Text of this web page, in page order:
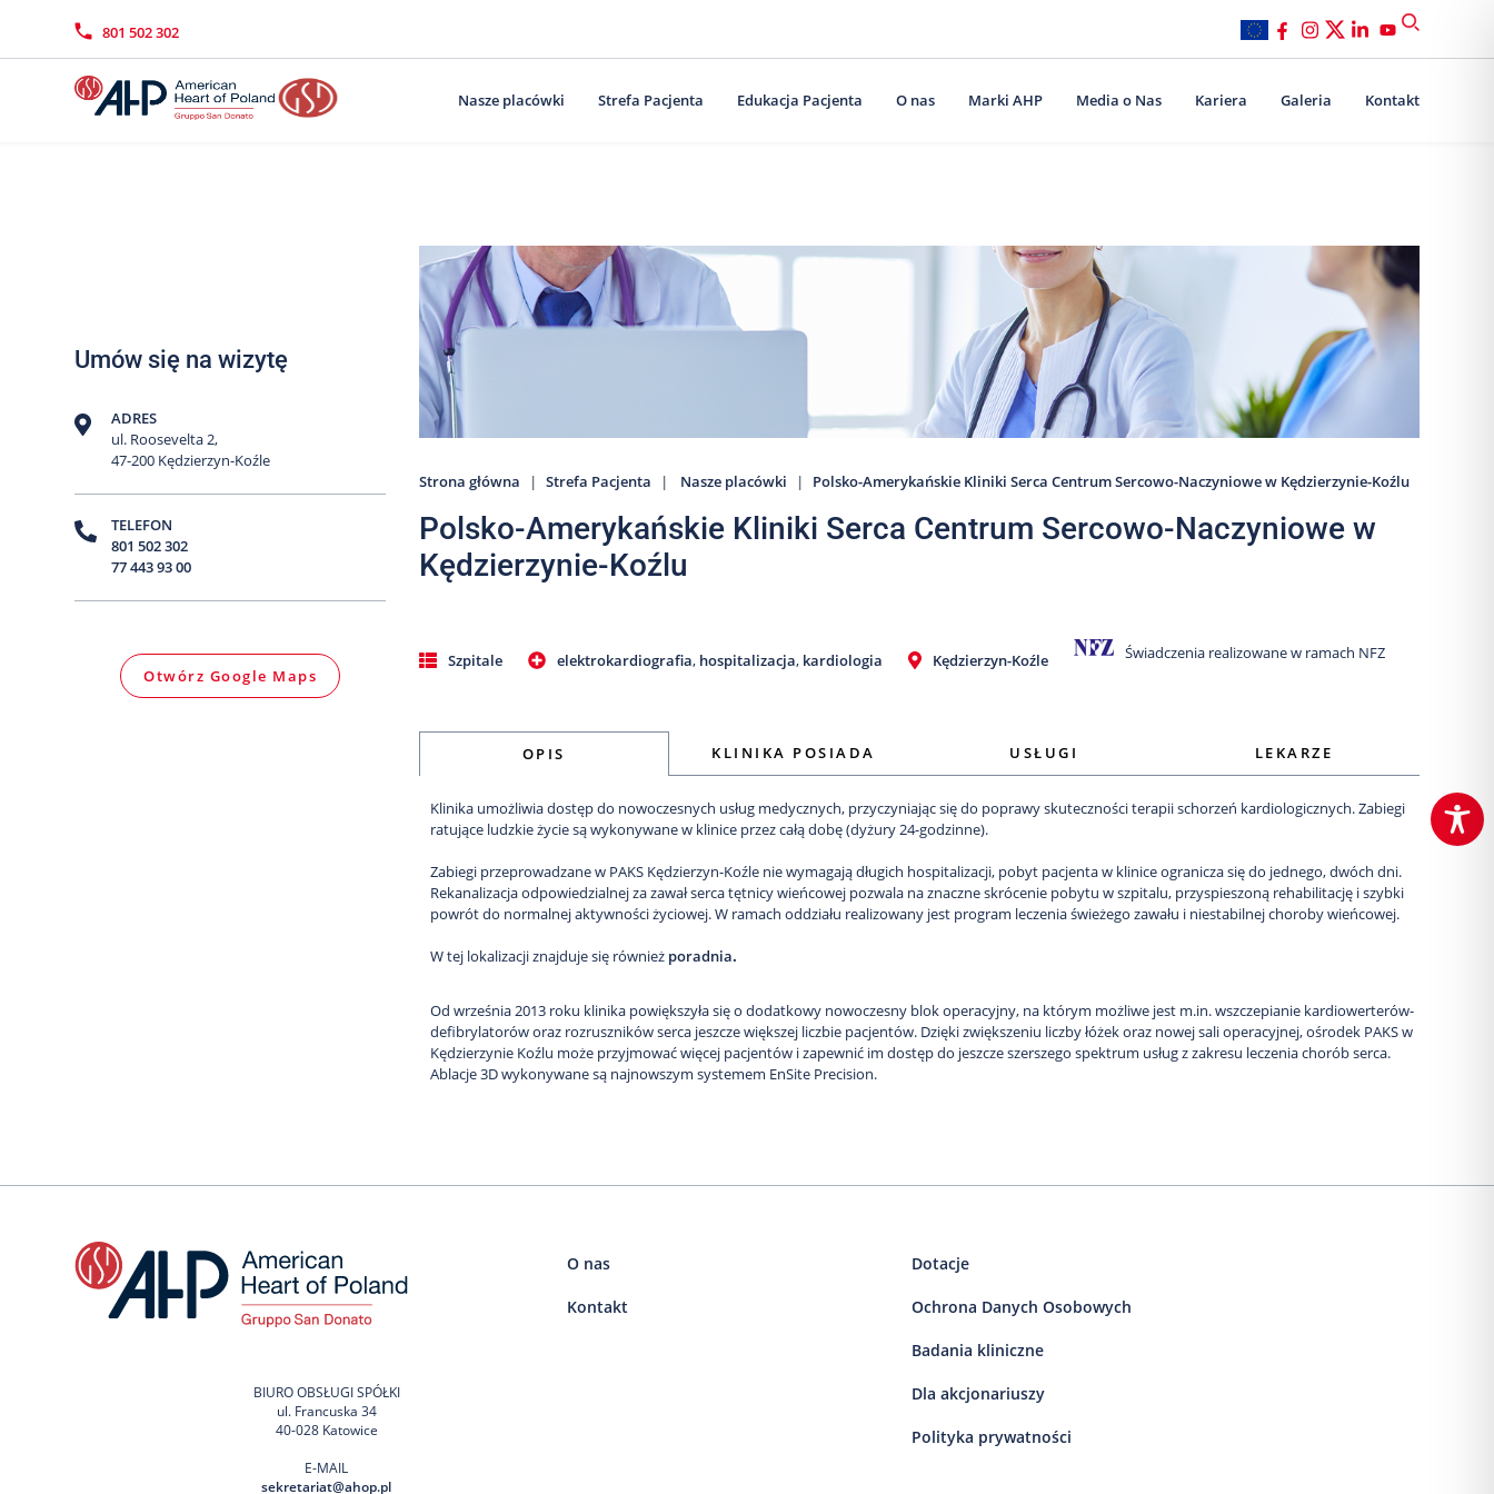
801 502 302
Nasze placówki Strefa Pacjenta Edukacja Pacjenta O nas Marki AHP Media o Nas Kariera Galeria Kontakt
Umów się na wizytę
ADRES
ul. Roosevelta 2,
47-200 Kędzierzyn-Koźle
TELEFON
801 502 302
77 443 93 00
Otwórz Google Maps
Strona główna Strefa Pacjenta Nasze placówki Polsko-Amerykańskie Kliniki Serca Centrum Sercowo-Naczyniowe w Kędzierzynie-Koźlu
Polsko-Amerykańskie Kliniki Serca Centrum Sercowo-Naczyniowe w
Kędzierzynie-Koźlu
Szpitale elektrokardiografia, hospitalizacja, kardiologia Kędzierzyn-Koźle Świadczenia realizowane w ramach NFZ
OPIS KLINIKA POSIADA USŁUGI LEKARZE
Klinika umożliwia dostęp do nowoczesnych usług medycznych, przyczyniając się do poprawy skuteczności terapii schorzeń kardiologicznych. Zabiegi
ratujące ludzkie życie są wykonywane w klinice przez całą dobę (dyżury 24-godzinne).
Zabiegi przeprowadzane w PAKS Kędzierzyn-Koźle nie wymagają długich hospitalizacji, pobyt pacjenta w klinice ogranicza się do jednego, dwóch dni.
Rekanalizacja odpowiedzialnej za zawał serca tętnicy wieńcowej pozwala na znaczne skrócenie pobytu w szpitalu, przyspieszoną rehabilitację i szybki
powrót do normalnej aktywności życiowej. W ramach oddziału realizowany jest program leczenia świeżego zawału i niestabilnej choroby wieńcowej.
W tej lokalizacji znajduje się również poradnia.
Od września 2013 roku klinika powiększyła się o dodatkowy nowoczesny blok operacyjny, na którym możliwe jest m.in. wszczepianie kardiowerterów-
defibrylatorów oraz rozruszników serca jeszcze większej liczbie pacjentów. Dzięki zwiększeniu liczby łóżek oraz nowej sali operacyjnej, ośrodek PAKS w
Kędzierzynie Koźlu może przyjmować więcej pacjentów i zapewnić im dostęp do jeszcze szerszego spektrum usług z zakresu leczenia chorób serca.
Ablacje 3D wykonywane są najnowszym systemem EnSite Precision.
BIURO OBSŁUGI SPÓŁKI
ul. Francuska 34
40-028 Katowice
E-MAIL
sekretariat@ahop.pl
O nas
Kontakt
Dotacje
Ochrona Danych Osobowych
Badania kliniczne
Dla akcjonariuszy
Polityka prywatności